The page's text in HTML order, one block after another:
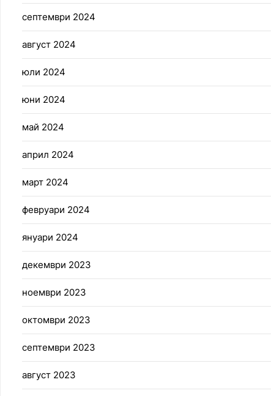
септември 2024
август 2024
юли 2024
юни 2024
май 2024
април 2024
март 2024
февруари 2024
януари 2024
декември 2023
ноември 2023
октомври 2023
септември 2023
август 2023